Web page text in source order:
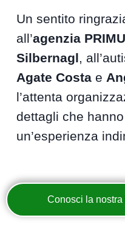
Un sentito
all’agenzia
Silbernagl,
Agate Costa e
l’attenta
dettagli che
un’esperienza
Conosci la